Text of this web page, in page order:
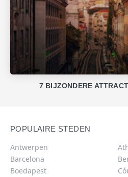
7 BIJZONDERE
POPULAIRE STEDEN
Antwerpen
Barcelona
Boedapest